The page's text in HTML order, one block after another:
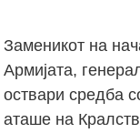
Заменикот на
Армијата,
оствари средба
аташе на